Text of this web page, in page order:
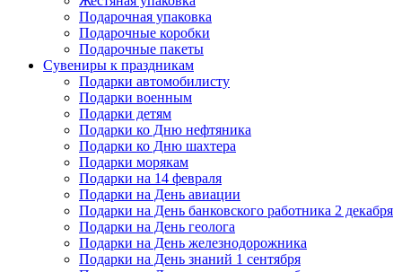
Подарочная упаковка
Подарочные коробки
Подарочные пакеты
Сувениры к праздникам
Подарки автомобилисту
Подарки военным
Подарки детям
Подарки ко Дню нефтяника
Подарки ко Дню шахтера
Подарки морякам
Подарки на 14 февраля
Подарки на День авиации
Подарки на День банковского работника 2 декабря
Подарки на День геолога
Подарки на День железнодорожника
Подарки на День знаний 1 сентября